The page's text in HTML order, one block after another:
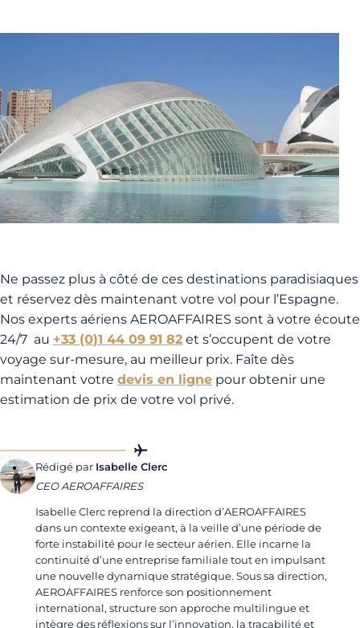
Ne passez plus à côté de ces destinations paradisiaques
et réservez dès maintenant votre vol pour l’Espagne.
Nos experts aériens AEROAFFAIRES sont à votre écoute
24/7 au +33 (0)1 44 09 91 82 et s’occupent de votre
voyage sur-mesure, au meilleur prix. Faîte dès
maintenant votre devis en ligne pour obtenir une
estimation de prix de votre vol privé.
Rédigé par Isabelle Clerc
CEO AEROAFFAIRES
Isabelle Clerc reprend la direction d’AEROAFFAIRES
dans un contexte exigeant, à la veille d’une période de
forte instabilité pour le secteur aérien. Elle incarne la
continuité d’une entreprise familiale tout en impulsant
une nouvelle dynamique stratégique. Sous sa direction,
AEROAFFAIRES renforce son positionnement
international, structure son approche multilingue et
intègre des réflexions sur l’innovation, la traçabilité et